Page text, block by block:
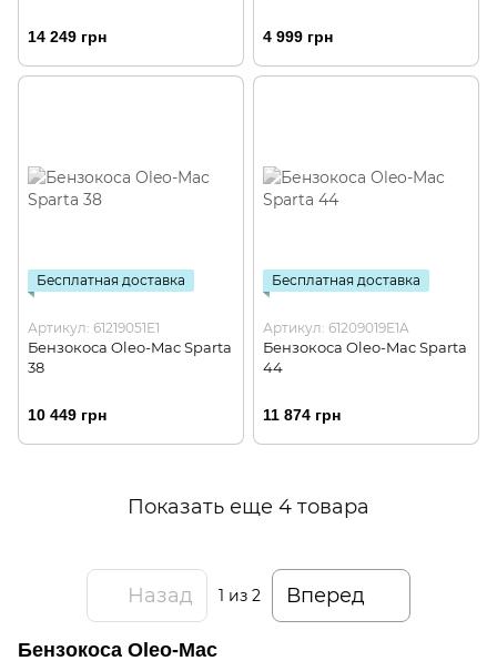
14 249 грн 4 999 грн
Бесплатная доставка
Артикул: 61219051E1
Бензокоса Oleo-Mac Sparta
38
10 449 грн
Бесплатная доставка
Артикул: 61209019E1A
Бензокоса Oleo-Mac Sparta
44
11 874 грн
Показать еще 4 товара
Назад 1 из 2 Вперед
Бензокоса Oleo-Mac